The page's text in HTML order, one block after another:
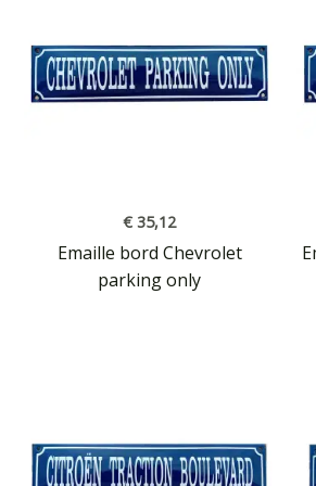
€ 35,12
Emaille bord Chevrolet
parking only